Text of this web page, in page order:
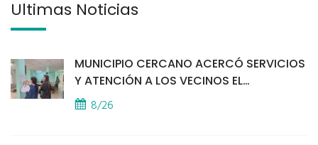
Últimas Noticias
MUNICIPIO CERCANO ACERCÓ SERVICIOS
Y ATENCIÓN A LOS VECINOS EL
PROVINCIAL
8/26